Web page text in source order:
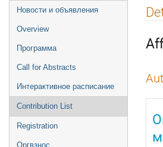
Event
menu
Новости и объявления
Overview
Программа
Call for Abstracts
Интерактивное расписание
Contribution List
Registration
Оргвзнос